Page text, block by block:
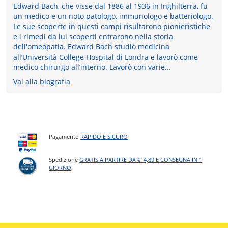
Edward Bach, che visse dal 1886 al 1936 in Inghilterra, fu
un medico e un noto patologo, immunologo e batteriologo.
Le sue scoperte in questi campi risultarono pionieristiche
e i rimedi da lui scoperti entrarono nella storia
dell'omeopatia. Edward Bach studiò medicina
all’Università College Hospital di Londra e lavorò come
medico chirurgo all’interno. Lavorò con varie...
Vai alla biografia
Pagamento RAPIDO E SICURO
SpedizioneGRATIS A PARTIRE DA €14,89 E CONSEGNA IN 1
GIORNO.